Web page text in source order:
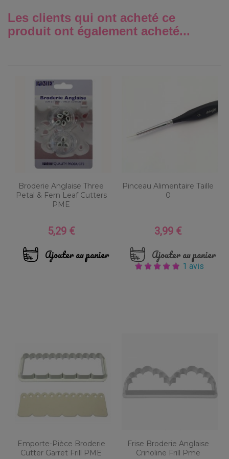
Les clients qui ont acheté ce
produit ont également acheté...
Broderie Anglaise Three
Petal & Fern Leaf Cutters
PME
Prix
5,29 €
Ajouter au panier
Pinceau Alimentaire Taille
0
Prix
3,99 €
Ajouter au panier
1 avis
Emporte-Pièce Broderie
Cutter Garret Frill PME
Frise Broderie Anglaise
Crinoline Frill Pme